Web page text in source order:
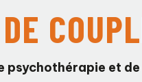
psychothérapie et